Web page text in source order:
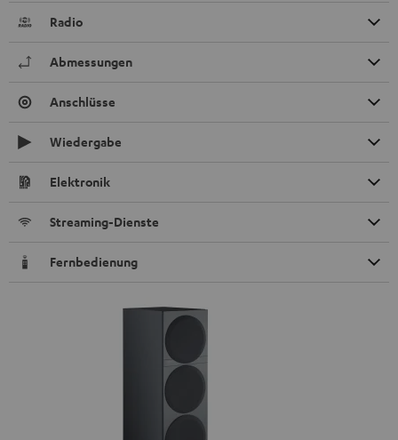
Radio
Abmessungen
Anschlüsse
Wiedergabe
Elektronik
Streaming-Dienste
Fernbedienung